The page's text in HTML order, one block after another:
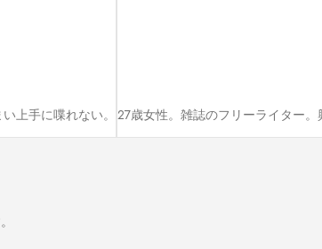
上手に喋れない。 27歳女性。雑誌のフリーライター